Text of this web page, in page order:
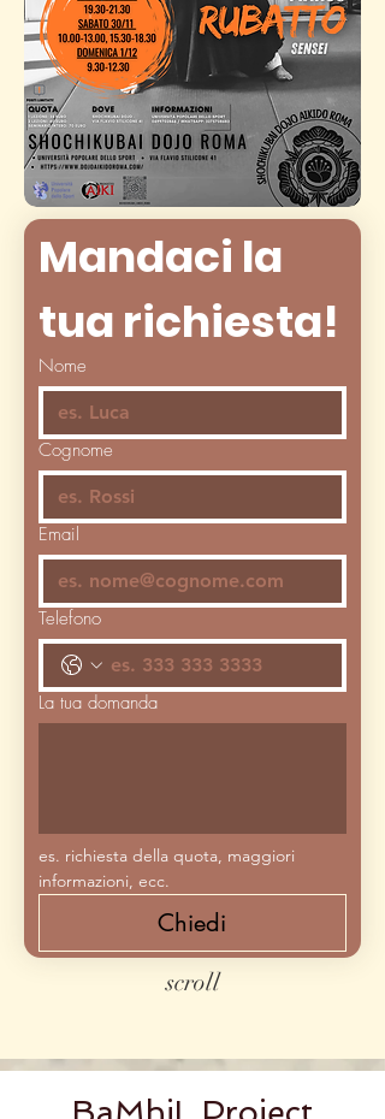
Mandaci la
tua richiesta!
Nome
Cognome
Email
Telefono
La tua domanda
es. richiesta della quota, maggiori
informazioni, ecc.
Chiedi
scroll